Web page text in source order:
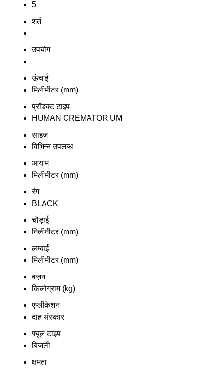
5
शर्त
उपयोग
ऊंचाई
मिलीमीटर (mm)
प्रॉडक्ट टाइप
HUMAN CREMATORIUM
साइज
विभिन्न उपलब्ध
आयाम
मिलीमीटर (mm)
रंग
BLACK
चौड़ाई
मिलीमीटर (mm)
लम्बाई
मिलीमीटर (mm)
वज़न
किलोग्राम (kg)
एप्लीकेशन
दाह संस्कार
फ्यूल टाइप
बिजली
क्षमता